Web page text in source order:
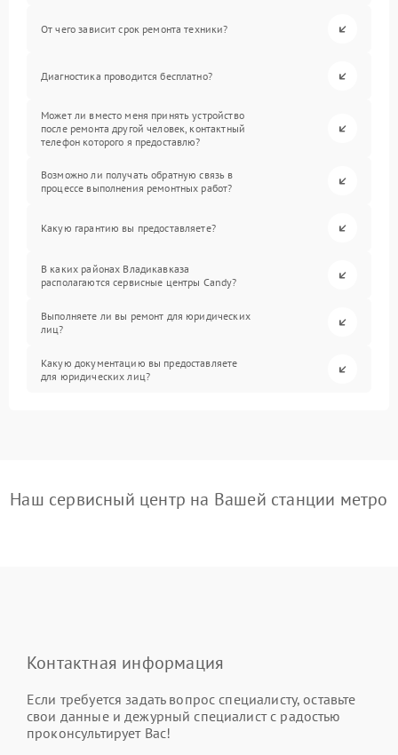
От чего зависит срок ремонта техники?
Диагностика проводится бесплатно?
Может ли вместо меня принять устройство
после ремонта другой человек, контактный
телефон которого я предоставлю?
Возможно ли получать обратную связь в
процессе выполнения ремонтных работ?
Какую гарантию вы предоставляете?
В каких районах Владикавказа
располагаются сервисные центры Candy?
Выполняете ли вы ремонт для юридических
лиц?
Какую документацию вы предоставляете
для юридических лиц?
Наш сервисный центр на Вашей станции метро
Контактная информация
Если требуется задать вопрос специалисту, оставьте
свои данные и дежурный специалист с радостью
проконсультирует Вас!